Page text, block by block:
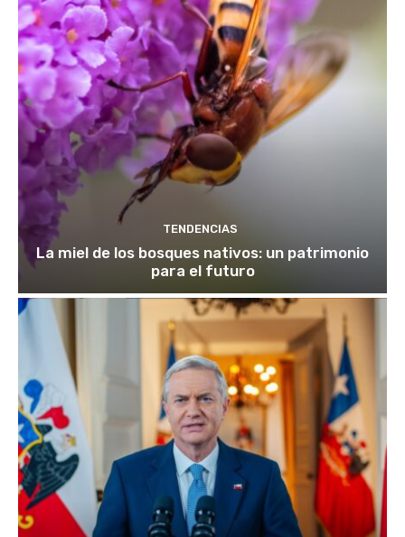
TENDENCIAS
La miel de los bosques nativos: un patrimonio
para el futuro